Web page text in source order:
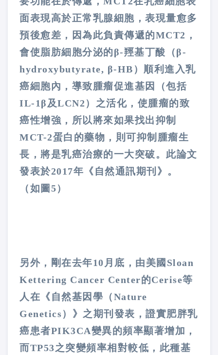
面表現高於正常乳腺細胞，表現量愈多
預後愈差，因為此負責傳遞的MCT2 ，
會使脂肪細胞分泌的β-羥基丁酸（β-
hydroxybutyrate, β-HB ）順利進入乳
癌細胞內，導致腫瘤促進基因（包括
IL-1 β及LCN2 ）之活化，使腫瘤的致
癌性增強，所以將來如果找出抑制
MCT-2蛋白的藥物，則可抑制腫瘤生
長，將是乳癌治療的一大突破。此論文
發表於2017年《自然通訊期刊》。
（如圖 5）
另外，剛在去年10 月底，由美國 Sloan
Kettering Cancer Center的Cerise等
人在《自然基因學（Nature
Genetics）》之期刊發表，證實肥胖乳
癌患者PIK3CA變異的頻率顯著增加，
而TP53之突變頻率相對較低，此種基